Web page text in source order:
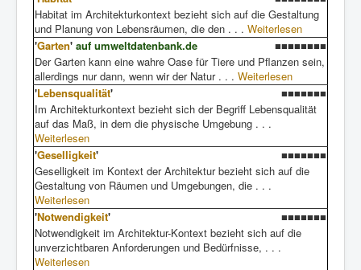
Habitat im Architekturkontext bezieht sich auf die Gestaltung
und Planung von Lebensräumen, die den . . . Weiterlesen
'Garten' auf umweltdatenbank.de
■■■■■■■■
Der Garten kann eine wahre Oase für Tiere und Pflanzen sein,
allerdings nur dann, wenn wir der Natur . . . Weiterlesen
'Lebensqualität'
■■■■■■■
Im Architekturkontext bezieht sich der Begriff Lebensqualität
auf das Maß, in dem die physische Umgebung . . .
Weiterlesen
'Geselligkeit'
■■■■■■■
Geselligkeit im Kontext der Architektur bezieht sich auf die
Gestaltung von Räumen und Umgebungen, die . . .
Weiterlesen
'Notwendigkeit'
■■■■■■■
Notwendigkeit im Architektur-Kontext bezieht sich auf die
unverzichtbaren Anforderungen und Bedürfnisse, . . .
Weiterlesen